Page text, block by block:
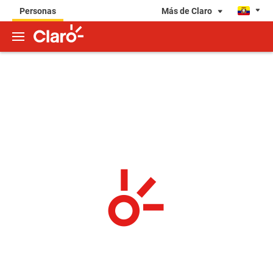
Personas Más de Claro